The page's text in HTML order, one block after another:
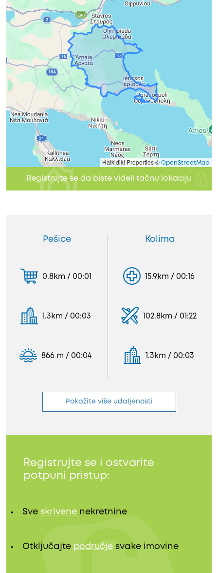
Halkidiki Properties © OpenStreetMap
Registrujte se da biste videli tačnu lokaciju
Pešice
0.8km / 00:01
1.3km / 00:03
866 m / 00:04
Kolima
15.9km / 00:16
102.8km / 01:22
1.3km / 00:03
Pokažite više udaljenosti
Registrujte se i ostvarite
potpuni pristup:
Sve skrivene nekretnine
Otključajte područje svake imovine